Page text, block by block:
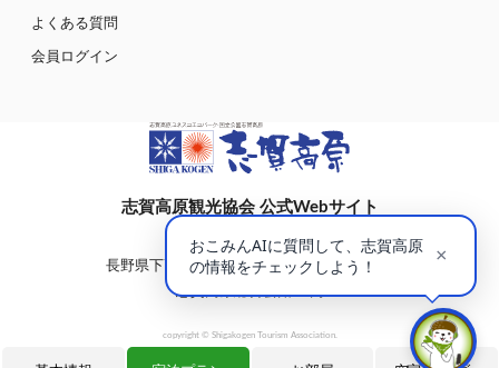
よくある質問
会員ログイン
志賀高原観光協会 公式Webサイト
〒381-0401
長野県下高井郡山ノ内町大字平穏7148(蓮池)
志賀高原総合会館98内
copyright © Shigakogen Tourism Association.